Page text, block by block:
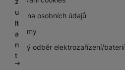
u
lt
a
n
t
Ochrana osobních údajů
Pro firmy
Zpětný odběr elektrozařízení/baterií